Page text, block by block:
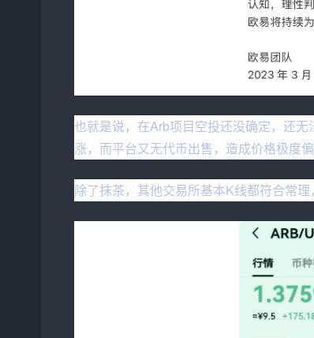
也就是说，在Arb项目空投还没确定，还
涨，而平台又无代币出售，造成价格极度
除了抹茶，其他交易所基本K线都符合常理